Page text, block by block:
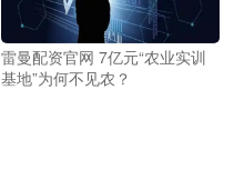
雷曼配资官网 7亿元“农业实训
基地”为何不见农？